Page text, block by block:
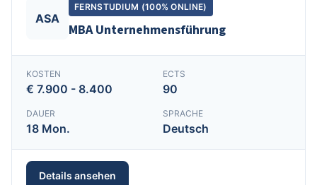
ASA
FERNSTUDIUM (100% ONLINE)
MBA Unternehmensführung
KOSTEN
€ 7.900 - 8.400
ECTS
90
DAUER
18 Mon.
SPRACHE
Deutsch
Details ansehen